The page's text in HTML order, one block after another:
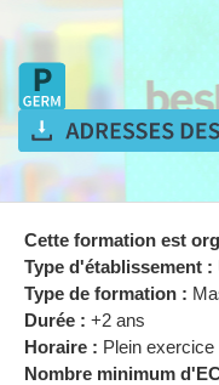
Cette formation est
Type d'établissement :
Type de formation :
Durée : +2 ans
Horaire : Plein exercice
Nombre minimum